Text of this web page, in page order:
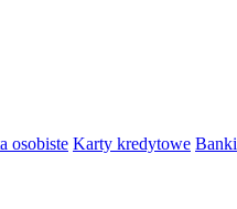
osobiste Karty kredytowe Banki